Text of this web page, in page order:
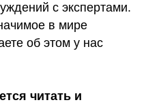
с экспертами.
в мире
об этом у нас
читать и